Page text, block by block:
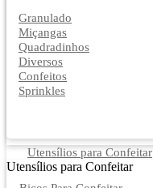
Granulado
Miçangas
Quadradinhos
Diversos
Confeitos
Sprinkles
Utensílios para Confeitar
Utensílios para Confeitar